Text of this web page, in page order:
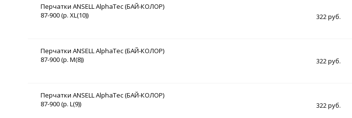
Перчатки ANSELL AlphaTec (БАЙ-КОЛОР)
87-900 (р. XL(10))
322 руб.
Перчатки ANSELL AlphaTec (БАЙ-КОЛОР)
87-900 (р. M(8))
322 руб.
Перчатки ANSELL AlphaTec (БАЙ-КОЛОР)
87-900 (р. L(9))
322 руб.